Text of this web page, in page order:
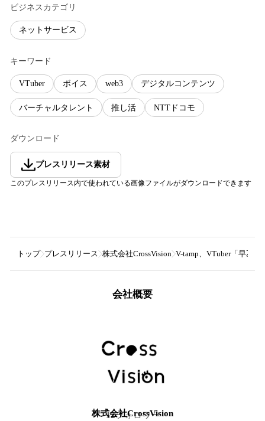
ビジネスカテゴリ
ネットサービス
キーワード
VTuber ボイス web3 デジタルコンテンツ
バーチャルタレント 推し活 NTTドコモ
ダウンロード
プレスリリース素材
このプレスリリース内で使われている画像ファイルがダウンロードできます
トップ プレスリリース 株式会社CrossVision V-tamp、VTuber「早乙
会社概要
株式会社CrossVision
12フォロワー